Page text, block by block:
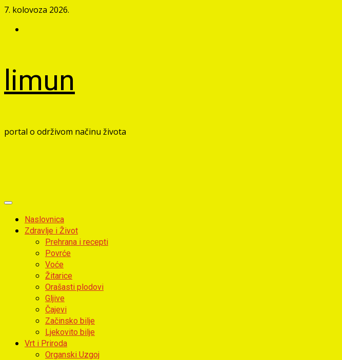
Skip
content
7. kolovoza 2026.
limun
portal o održivom načinu života
Primary
MenuNaslovnica
Zdravlje i Život
Prehrana i recepti
Povrće
Voće
Žitarice
Orašasti plodovi
Gljive
Čajevi
Začinsko bilje
Ljekovito bilje
Vrt i Priroda
Organski Uzgoj